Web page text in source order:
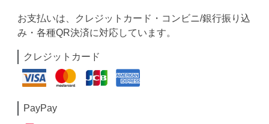
お支払いは、クレジットカード・コンビニ/銀行振り込
み・各種QR決済に対応しています。
クレジットカード
PayPay